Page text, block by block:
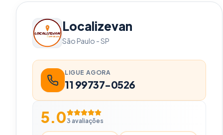
Localizevan
São Paulo -SP
LIGUE AGORA
11 99737-0526
5.0 3 avaliações